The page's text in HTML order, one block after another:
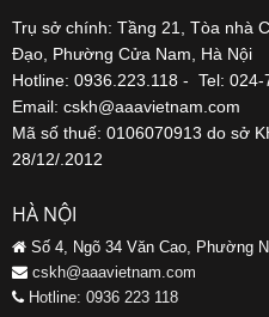
hóa chất, muối cũng
Chống chịu môi
cho sử dụng ngoài trời,
Tuổi thọ dài: Tem inox
hoặc lâu hơn mà vẫn giữ
Tem inox
cao, như máy móc công
hoặc các ứng dụng trong
Trụ sở chính: Tầng 21, Tòa nhà
Đạo, Phường Cửa Nam, Hà Nội
Hotline: 0936.223.118 - Tel: 024-
Email: cskh@aaavietnam.com
Mã số thuế: 0106070913 do sở
28/12/.2012
HÀ NỘI
Số 4, Ngõ 34 Văn Cao, Phường
cskh@aaavietnam.com
Hotline: 0936 223 118